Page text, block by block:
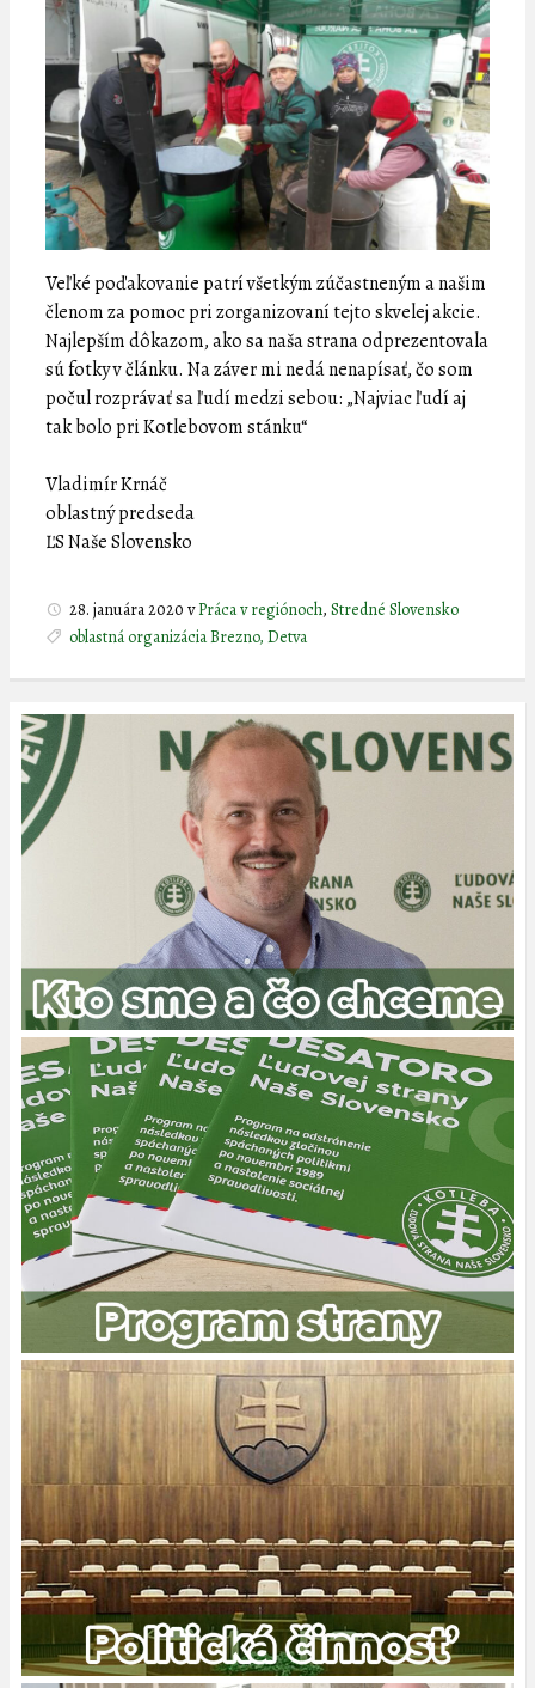
Veľké poďakovanie patrí všetkým zúčastneným a našim
členom za pomoc pri zorganizovaní tejto skvelej akcie.
Najlepším dôkazom, ako sa naša strana odprezentovala
sú fotky v článku. Na záver mi nedá nenapísať, čo som
počul rozprávať sa ľudí medzi sebou: „Najviac ľudí aj
tak bolo pri Kotlebovom stánku“
Vladimír Krnáč
oblastný predseda
ĽS Naše Slovensko
28. januára 2020 vPráca v regiónoch, Stredné Slovensko
oblastná organizácia Brezno, Detva